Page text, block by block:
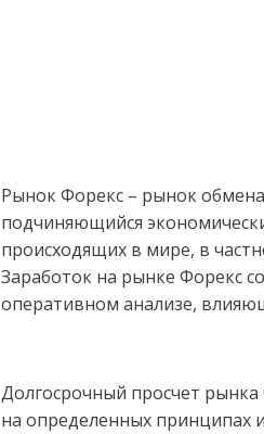
Рынок Форекс – рынок
подчиняющийся
происходящих в мире, в
Заработок на рынке Форекс
оперативном анализе,
Долгосрочный просчет рынка
на определенных принципах